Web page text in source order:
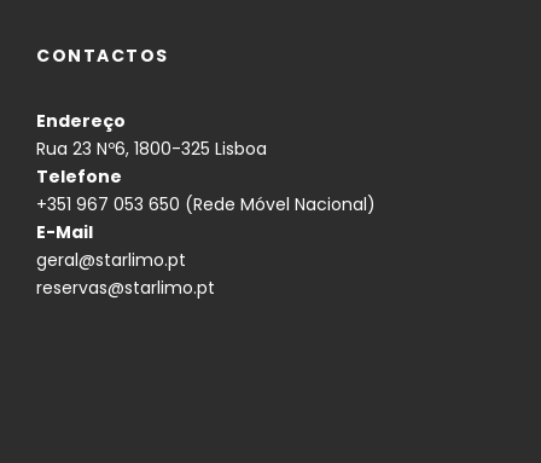
2 Palácio Da Pena
3 Palácio Nacional De Sintra
4 Passeio no Cabo da roca
CONTACTOS
Endereço
Rua 23 Nº6, 1800-325 Lisboa
Telefone
+351 967 053 650 (Rede Móvel Nacional)
E-Mail
geral@starlimo.pt
reservas@starlimo.pt